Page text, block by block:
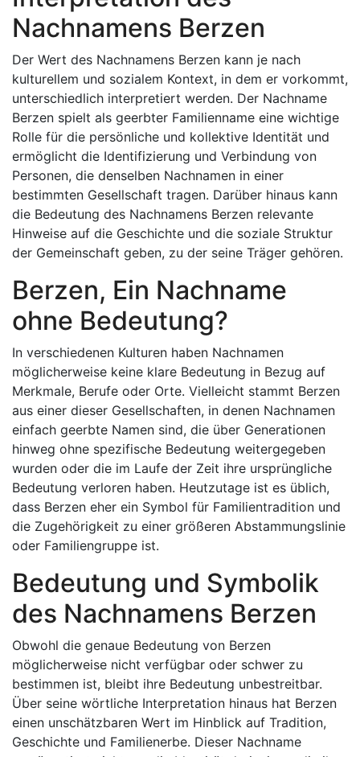
Nachnamens Berzen
Der Wert des Nachnamens Berzen kann je nach
kulturellem und sozialem Kontext, in dem er vorkommt,
unterschiedlich interpretiert werden. Der Nachname
Berzen spielt als geerbter Familienname eine wichtige
Rolle für die persönliche und kollektive Identität und
ermöglicht die Identifizierung und Verbindung von
Personen, die denselben Nachnamen in einer
bestimmten Gesellschaft tragen. Darüber hinaus kann
die Bedeutung des Nachnamens Berzen relevante
Hinweise auf die Geschichte und die soziale Struktur
der Gemeinschaft geben, zu der seine Träger gehören.
Berzen, Ein Nachname
ohne Bedeutung?
In verschiedenen Kulturen haben Nachnamen
möglicherweise keine klare Bedeutung in Bezug auf
Merkmale, Berufe oder Orte. Vielleicht stammt Berzen
aus einer dieser Gesellschaften, in denen Nachnamen
einfach geerbte Namen sind, die über Generationen
hinweg ohne spezifische Bedeutung weitergegeben
wurden oder die im Laufe der Zeit ihre ursprüngliche
Bedeutung verloren haben. Heutzutage ist es üblich,
dass Berzen eher ein Symbol für Familientradition und
die Zugehörigkeit zu einer größeren Abstammungslinie
oder Familiengruppe ist.
Bedeutung und Symbolik
des Nachnamens Berzen
Obwohl die genaue Bedeutung von Berzen
möglicherweise nicht verfügbar oder schwer zu
bestimmen ist, bleibt ihre Bedeutung unbestreitbar.
Über seine wörtliche Interpretation hinaus hat Berzen
einen unschätzbaren Wert im Hinblick auf Tradition,
Geschichte und Familienerbe. Dieser Nachname